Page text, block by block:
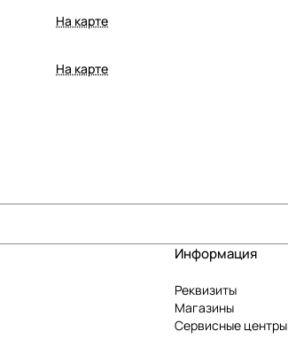
На карте
На карте
Информация
Реквизиты
Магазины
Сервисные центры